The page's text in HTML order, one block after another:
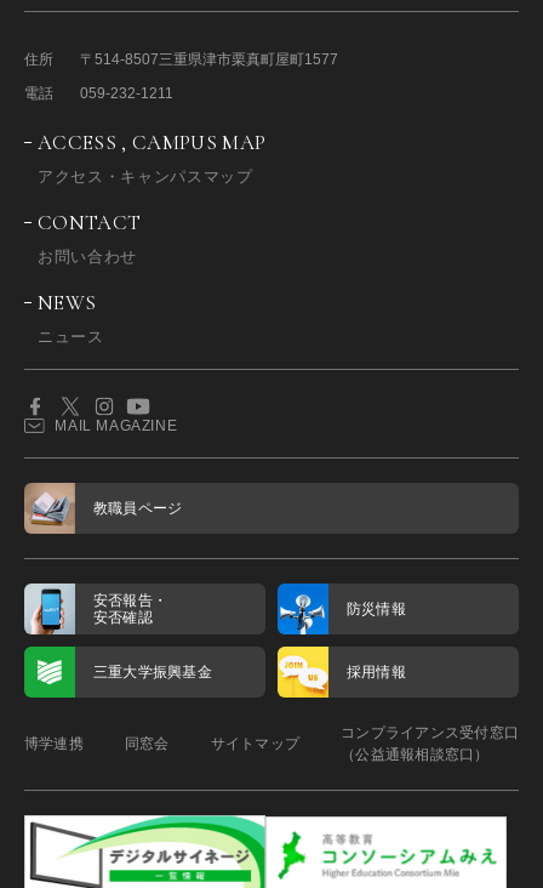
住所 〒514-8507三重県津市栗真町屋町1577
電話
059-232-1211
ACCESS , CAMPUS MAP
アクセス・キャンパスマップ
CONTACT
お問い合わせ
NEWS
ニュース
MAIL MAGAZINE
教職員ページ
安否報告・
安否確認
防災情報
三重大学振興基金 採用情報
博学連携 同窓会 サイトマップ
コンプライアンス受付窓口
（公益通報相談窓口）